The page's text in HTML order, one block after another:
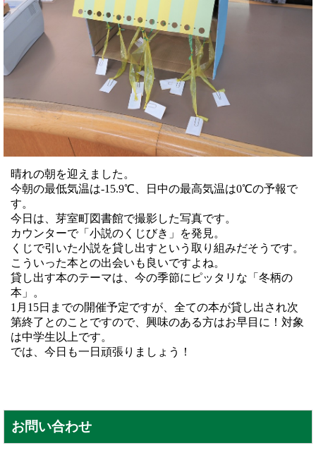
晴れの朝を迎えました。
今朝の最低気温は-15.9℃、日中の最高気温は0℃の予報で
す。
今日は、芽室町図書館で撮影した写真です。
カウンターで「小説のくじびき」を発見。
くじで引いた小説を貸し出すという取り組みだそうです。
こういった本との出会いも良いですよね。
貸し出す本のテーマは、今の季節にピッタリな「冬柄の
本」。
1月15日までの開催予定ですが、全ての本が貸し出され次
第終了とのことですので、興味のある方はお早目に！対象
は中学生以上です。
では、今日も一日頑張りましょう！
お問い合わせ